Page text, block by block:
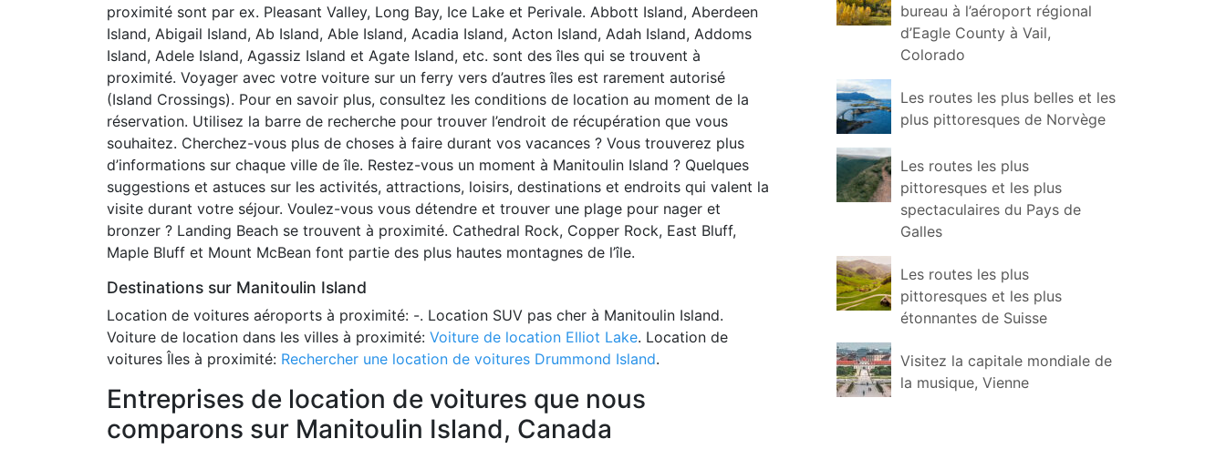
proximité sont par ex. Pleasant Valley, Long Bay, Ice Lake et Perivale. Abbott Island, Aberdeen
Island, Abigail Island, Ab Island, Able Island, Acadia Island, Acton Island, Adah Island, Addoms
Island, Adele Island, Agassiz Island et Agate Island, etc. sont des îles qui se trouvent à
proximité. Voyager avec votre voiture sur un ferry vers d’autres îles est rarement autorisé
(Island Crossings). Pour en savoir plus, consultez les conditions de location au moment de la
réservation. Utilisez la barre de recherche pour trouver l’endroit de récupération que vous
souhaitez. Cherchez-vous plus de choses à faire durant vos vacances ? Vous trouverez plus
d’informations sur chaque ville de île. Restez-vous un moment à Manitoulin Island ? Quelques
suggestions et astuces sur les activités, attractions, loisirs, destinations et endroits qui valent la
visite durant votre séjour. Voulez-vous vous détendre et trouver une plage pour nager et
bronzer ? Landing Beach se trouvent à proximité. Cathedral Rock, Copper Rock, East Bluff,
Maple Bluff et Mount McBean font partie des plus hautes montagnes de l’île.
Destinations sur Manitoulin Island
Location de voitures aéroports à proximité: -. Location SUV pas cher à Manitoulin Island.
Voiture de location dans les villes à proximité: Voiture de location Elliot Lake. Location de
voitures Îles à proximité: Rechercher une location de voitures Drummond Island.
Entreprises de location de voitures que nous
comparons sur Manitoulin Island, Canada
bureau à l’aéroport régional
d’Eagle County à Vail,
Colorado
Les routes les plus belles et les
plus pittoresques de Norvège
Les routes les plus
pittoresques et les plus
spectaculaires du Pays de
Galles
Les routes les plus
pittoresques et les plus
étonnantes de Suisse
Visitez la capitale mondiale de
la musique, Vienne